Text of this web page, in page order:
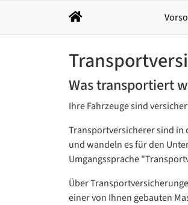
Was transportiert
Ihre Fahrzeuge sind
Transportversicherer sind in
und wandeln es für den
Umgangssprache
Über
einer von Ihnen gebauten